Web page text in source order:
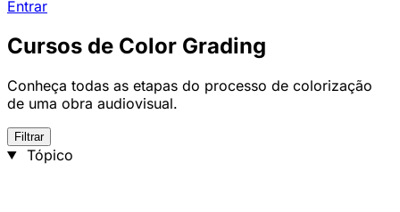
Entrar
Cursos de Color Grading
Conheça todas as etapas do processo de colorização
de uma obra audiovisual.
Filtrar
Tópico